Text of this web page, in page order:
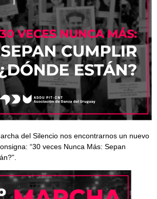
del Silencio nos encontrarnos un nuevo
“30 veces Nunca Más: Sepan